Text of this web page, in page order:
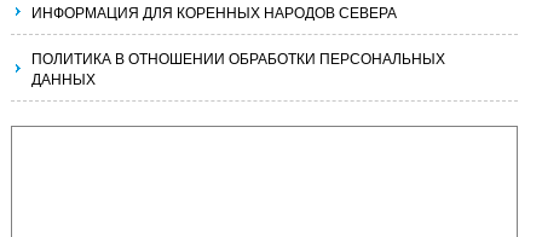
ИНФОРМАЦИЯ ДЛЯ КОРЕННЫХ НАРОДОВ СЕВЕРА
ПОЛИТИКА В ОТНОШЕНИИ ОБРАБОТКИ ПЕРСОНАЛЬНЫХ
ДАННЫХ